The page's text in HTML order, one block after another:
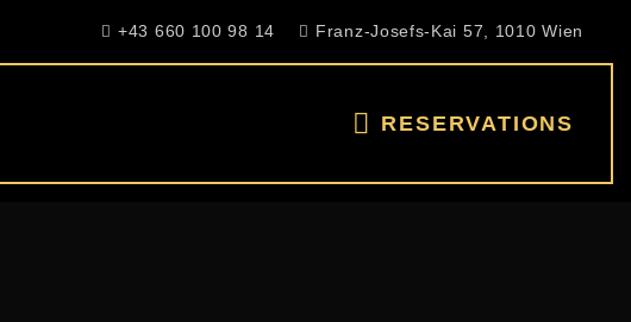
+43 660 100 98 14 Franz-Josefs-Kai 57, 1010 Wien
RESERVATIONS